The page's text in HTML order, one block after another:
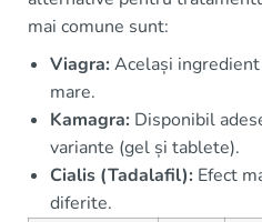
mai comune sunt:
Viagra:Același
mare.
Kamagra: Disponibil
variante (gel și tablete).
Cialis (Tadalafil): Efect
diferite.